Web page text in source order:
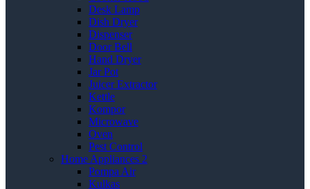
Desk Lamp
Dish Dryer
Dispenser
Door Bell
Hand Dryer
Jar Pot
Juicer Extractor
Kettle
Kompor
Microwave
Oven
Pest Control
Home Appliances 2
Pompa Air
Kulkas